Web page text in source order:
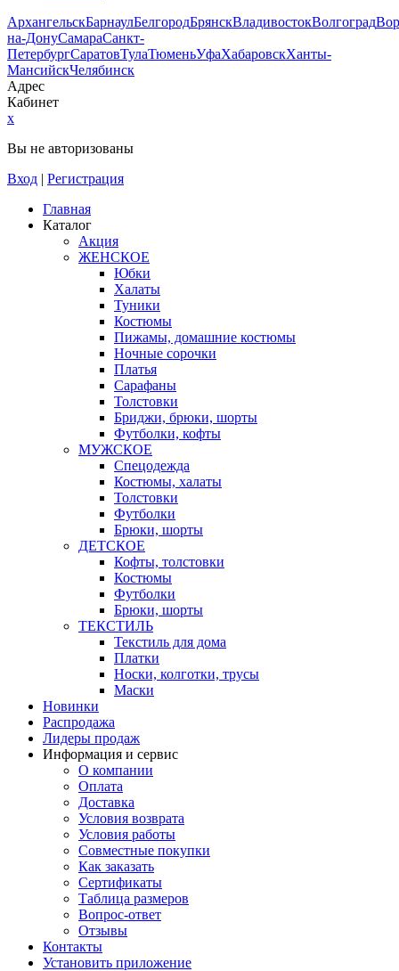
АрхангельскБарнаулБелгородБрянскВладивостокВолгоград
на-ДонуСамараСанкт-
ПетербургСаратовТулаТюменьУфаХабаровскХанты-
МансийскЧелябинск
Адрес
Кабинет
x
Вы не авторизованы
Вход | Регистрация
Главная
Каталог
Акция
ЖЕНСКОЕ
Юбки
Халаты
Туники
Костюмы
Пижамы, домашние костюмы
Ночные сорочки
Платья
Сарафаны
Толстовки
Бриджи, брюки, шорты
Футболки, кофты
МУЖСКОЕ
Спецодежда
Костюмы, халаты
Толстовки
Футболки
Брюки, шорты
ДЕТСКОЕ
Кофты, толстовки
Костюмы
Футболки
Брюки, шорты
ТЕКСТИЛЬ
Текстиль для дома
Платки
Носки, колготки, трусы
Маски
Новинки
Распродажа
Лидеры продаж
Информация и сервис
О компании
Оплата
Доставка
Условия возврата
Условия работы
Совместные покупки
Как заказать
Сертификаты
Таблица размеров
Вопрос-ответ
Отзывы
Контакты
Установить приложение